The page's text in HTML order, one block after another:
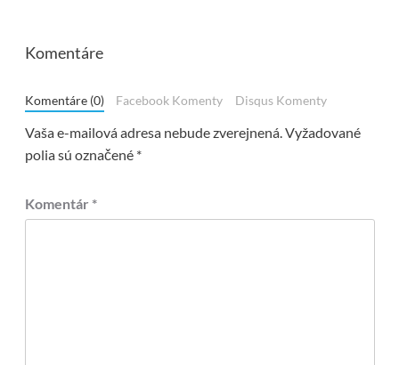
Komentáre
Komentáre (0) Facebook Komenty Disqus Komenty
Vaša e-mailová adresa nebude zverejnená. Vyžadované
polia sú označené *
Komentár *